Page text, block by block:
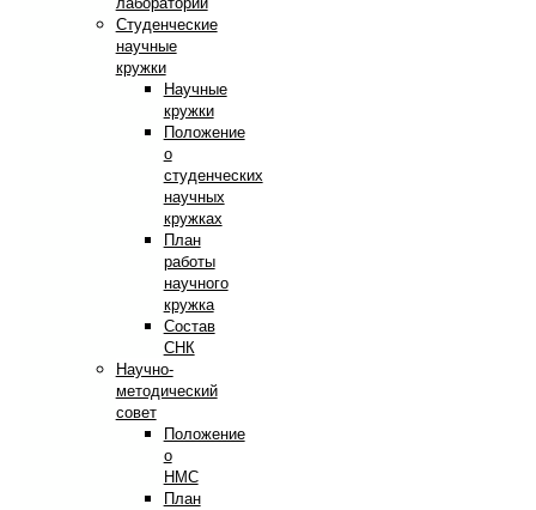
Студенческие
научные
кружки
Научные
кружки
Положение
о
студенческих
научных
кружках
План
работы
научного
кружка
Состав
СНК
Научно-
методический
совет
Положение
о
НМС
План